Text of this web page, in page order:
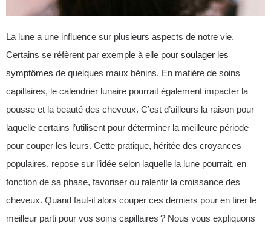
La lune a une influence sur plusieurs aspects de notre vie.
Certains se réfèrent par exemple à elle pour soulager les
symptômes de quelques maux bénins. En matière de soins
capillaires, le calendrier lunaire pourrait également impacter la
pousse et la beauté des cheveux. C’est d’ailleurs la raison pour
laquelle certains l’utilisent pour déterminer la meilleure période
pour couper les leurs. Cette pratique, héritée des croyances
populaires, repose sur l’idée selon laquelle la lune pourrait, en
fonction de sa phase, favoriser ou ralentir la croissance des
cheveux. Quand faut-il alors couper ces derniers pour en tirer le
meilleur parti pour vos soins capillaires ? Nous vous expliquons